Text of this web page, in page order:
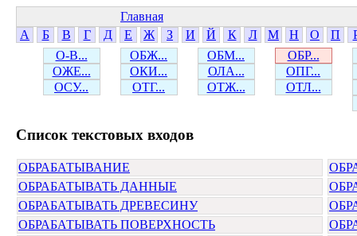
Главная
А
Б В Г Д Е Ж З И Й К Л М Н О П
О-В...
ОБЖ... ОБМ...
ОБР...
ОЖЕ...
ОКИ... ОЛА...
ОПГ...
ОСУ...
ОТГ... ОТЖ... ОТЛ...
Cписок текстовых входов
ОБРАБАТЫВАНИЕ
ОБРАБАТЫВАТЬ ДАННЫЕ
ОБРАБАТЫВАТЬ ДРЕВЕСИНУ
ОБРАБАТЫВАТЬ ПОВЕРХНОСТЬ